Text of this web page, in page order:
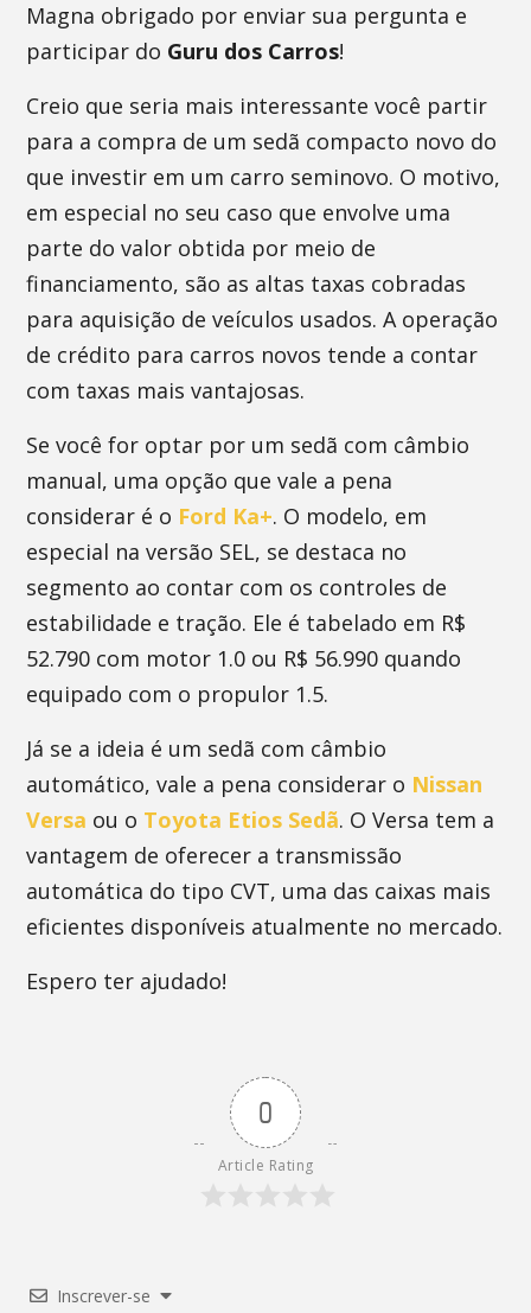
Magna obrigado por enviar sua pergunta e
participar do Guru dos Carros!
Creio que seria mais interessante você partir
para a compra de um sedã compacto novo do
que investir em um carro seminovo. O motivo,
em especial no seu caso que envolve uma
parte do valor obtida por meio de
financiamento, são as altas taxas cobradas
para aquisição de veículos usados. A operação
de crédito para carros novos tende a contar
com taxas mais vantajosas.
Se você for optar por um sedã com câmbio
manual, uma opção que vale a pena
considerar é o Ford Ka+. O modelo, em
especial na versão SEL, se destaca no
segmento ao contar com os controles de
estabilidade e tração. Ele é tabelado em R$
52.790 com motor 1.0 ou R$ 56.990 quando
equipado com o propulor 1.5.
Já se a ideia é um sedã com câmbio
automático, vale a pena considerar o Nissan
Versa ou o Toyota Etios Sedã. O Versa tem a
vantagem de oferecer a transmissão
automática do tipo CVT, uma das caixas mais
eficientes disponíveis atualmente no mercado.
Espero ter ajudado!
0
Article Rating
Inscrever-se